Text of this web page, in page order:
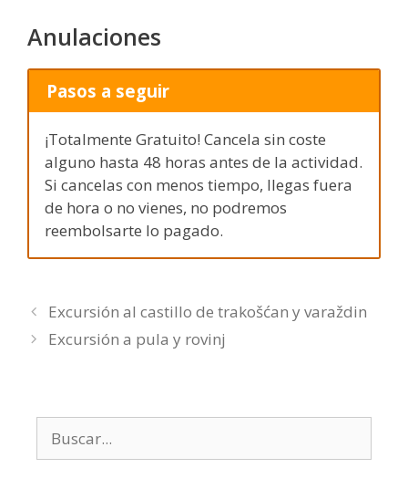
Anulaciones
Pasos a seguir
¡Totalmente Gratuito! Cancela sin coste
alguno hasta 48 horas antes de la actividad.
Si cancelas con menos tiempo, llegas fuera
de hora o no vienes, no podremos
reembolsarte lo pagado.
Excursión al castillo de trakošćan y varaždin
Excursión a pula y rovinj